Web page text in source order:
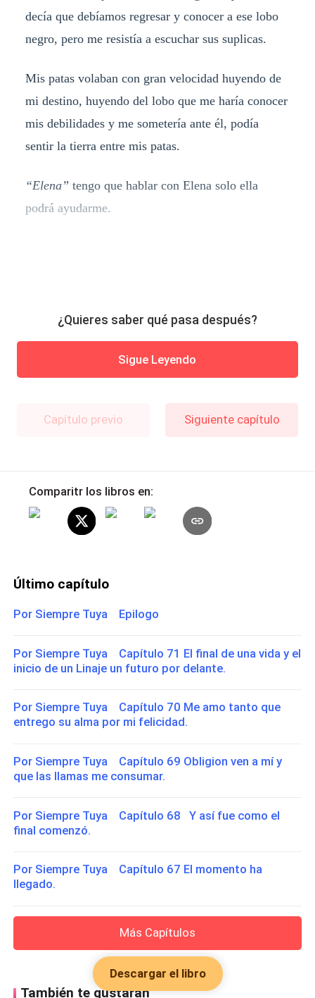
decía que debíamos regresar y conocer a ese lobo
negro, pero me resistía a escuchar sus suplicas.
Mis patas volaban con gran velocidad huyendo de
mi destino, huyendo del lobo que me haría conocer
mis debilidades y me sometería ante él, podía
sentir la tierra entre mis patas.
“Elena” tengo que hablar con Elena solo ella
podrá ayudarme.
¿Quieres saber qué pasa después?
Sigue Leyendo
Capítulo previo Siguiente capítulo
Comparitr los libros en:
Último capítulo
Por Siempre Tuya Epilogo
Por Siempre Tuya Capítulo 71 El final de una vida y el
inicio de un Linaje un futuro por delante.
Por Siempre Tuya Capítulo 70 Me amo tanto que
entrego su alma por mi felicidad.
Por Siempre Tuya Capítulo 69 Obligion ven a mí y
que las llamas me consumar.
Por Siempre Tuya Capítulo 68 Y así fue como el
final comenzó.
Por Siempre Tuya Capítulo 67 El momento ha
llegado.
Más Capítulos
También te gustarán
Descargar el libro